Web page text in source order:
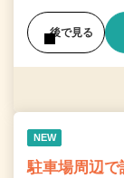
後で見る
NEW
駐車場周辺で